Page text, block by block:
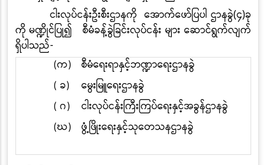
ငါးလုပ်ငန်းဦးစီးဌာနကို အောက်ဖော်ပြပါ ဌာနခွဲ(၄)ခု
ကို မဏ္ဍိုင်ပြု၍ စီမံခန့်ခွဲခြင်းလုပ်ငန်း များ ဆောင်ရွက်လျက်
ရှိပါသည်-
(က)
စီမံရေးရာနှင့်ဘဏ္ဍာရေးဌာနခွဲ
( ခ)
မွေးမြူရေးဌာနခွဲ
( ဂ)
ငါးလုပ်ငန်းကြီးကြပ်ရေးနှင့်အခွန်ဌာနခွဲ
(ဃ)
ဖွံ့ဖြိုးရေးနှင့်သုတေသနဌာနခွဲ